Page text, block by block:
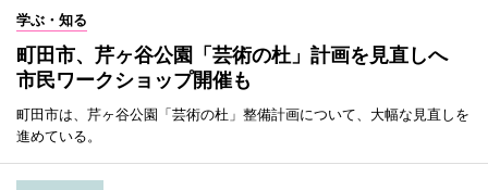
学ぶ・知る
町田市、芹ヶ谷公園「芸術の杜」計画を見直しへ
市民ワークショップ開催も
町田市は、芹ヶ谷公園「芸術の杜」整備計画について、大幅な見直しを
進めている。